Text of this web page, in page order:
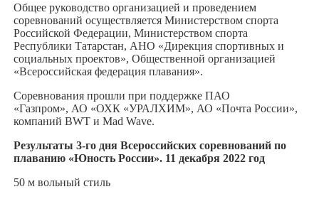
Общее руководство организацией и проведением
соревнований осуществляется Министерством спорта
Российской Федерации, Министерством спорта
Республики Татарстан, АНО «Дирекция спортивных и
социальных проектов», Общественной организацией
«Всероссийская федерация плавания».
Соревнования прошли при поддержке ПАО
«Газпром», АО «ОХК «УРАЛХИМ», АО «Почта России»,
компаний BWT и Mad Wave.
Результаты 3-го дня Всероссийских соревнований по
плаванию «Юность России». 11 декабря 2022 год
50 м вольный стиль